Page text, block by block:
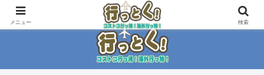
コストコ大好き家族がイチ押商品紹介！！
メニュー 検索